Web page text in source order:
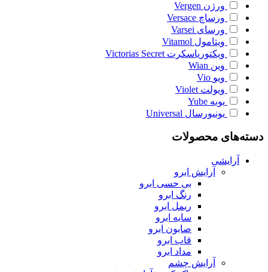
ورژن Vergen
ورساچ Versace
ورسای Varsei
ویتامول Vitamol
ویکتوریاسکرت Victorias Secret
وین Wian
ویو Vio
ویولت Violet
یوبه Yube
یونیورسال Universal
دسته‌های محصولات
آرایشی
آرایش ابرو
بی حسی ابرو
رنگ ابرو
ریمل ابرو
سایه ابرو
صابون ابرو
قاب ابرو
مداد ابرو
آرایش چشم